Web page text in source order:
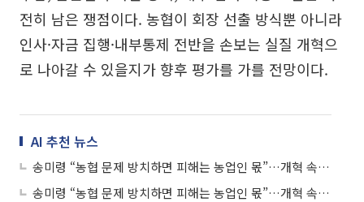
전히 남은 쟁점이다. 농협이 회장 선출 방식뿐 아니라
인사·자금 집행·내부통제 전반을 손보는 실질 개혁으
로 나아갈 수 있을지가 향후 평가를 가를 전망이다.
AI 추천 뉴스
송미령 “농협 문제 방치하면 피해는 농업인 몫”…개혁 속도전 예고
송미령 “농협 문제 방치하면 피해는 농업인 몫”…개혁 속도전 예고